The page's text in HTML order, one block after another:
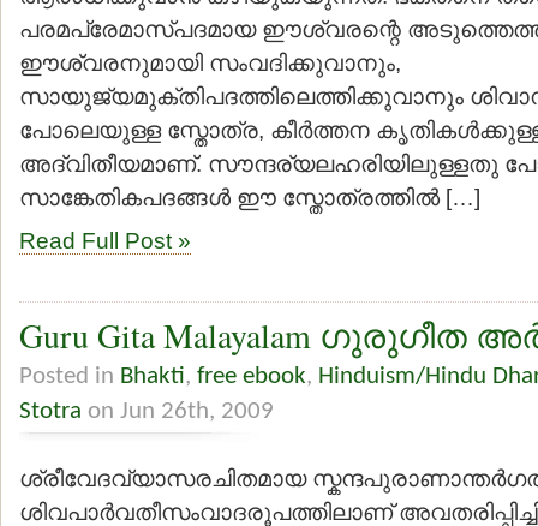
പരമപ്രേമാസ്പദമായ ഈശ്വരന്റെ
ഈശ്വരനുമായി സംവദിക്കുവാനും,
സായുജ്യമുക്തിപദത്തിലെത്തിക്കുവാനും
പോലെയുള്ള സ്തോത്ര, കീര്‍ത്തന കൃതികള്‍ക്കുള്ള
അദ്വിതീയമാണ്. സൗന്ദര്യലഹരിയിലുള്ളതു
സാങ്കേതികപദങ്ങള്‍ ഈ സ്തോത്രത്തില്‍ […]
Read Full Post »
Guru Gita Malayalam ഗുരുഗീത
Posted in Bhakti, free ebook, Hinduism/Hindu
Stotra on Jun 26th, 2009
ശ്രീവേദവ്യാസരചിതമായ
ശിവപാര്‍വതീസംവാദരൂപത്തിലാണ്